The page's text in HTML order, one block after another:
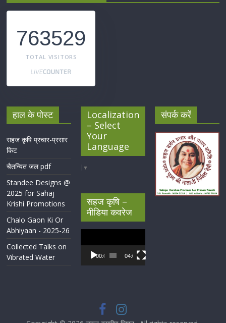
763529
TOTAL VISITORS
हाल के पोस्ट
सहज कृषि प्रचार-प्रसार
किट
चैतन्यित जल pdf
Standee Designs @
2025 for Sahaj
Krishi Promotions
Chalo Gaon Ki Or
Abhiyaan - 2025-26
Collected Talks on
Vibrated Water
Localization
– Select
Your
Language
▼
सहज कृषि –
मीडिया कवरेज
Player
00:00 04:07
संपर्क करें